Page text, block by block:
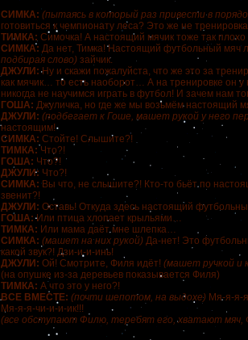
СИМКА: (пытаясь в который раз привести в
готовиться к чемпионату леса? Это же не
ТИМКА: Симочка! А настоящий мячик тоже так плохо
СИМКА: Да нет, Тимка! Настоящий футбольный мяч
подбирая слово) зайчик.
ДЖУЛИ:Ну и скажи пожалуйста, что же это за
как мячик… то есть наоборот… А на тренировке он
никогда не научимся играть в футбол! И зачем нам
ГОША: Джуличка, но где же мы возьмём настоящий
ДЖУЛИ: (подбегает к Гоше, машет рукой у него
настоящим!
СИМКА: Стойте! Слышите?!
ТИМКА: Что?!
ГОША: Что?!
ДЖУЛИ: Что?!
СИМКА:Вы что, не слышите?! Кто-то бьёт по
звенит?!
ДЖУЛИ: Оставь! Откуда здесь настоящий
ГОША:Или птица хлопает крыльями…
ТИМКА: Или мама даёт мне шлепка…
СИМКА: (машет на них рукой) Да-нет! Это
какой звук?! Дзи-и-и-инь!
ДЖУЛИ: Ой! Смотрите, Филя идёт! (машет ручкой и
(на опушке из-за деревьев показывается Филя)
ТИМКА: А что это у него?!
ВСЕ ВМЕСТЕ: (почти шепотом, на выдохе) Мя-я-я-
Мя-я-я-чи-и-и-ик!!!
(все обступают Филю, теребят его, хватают мяч,